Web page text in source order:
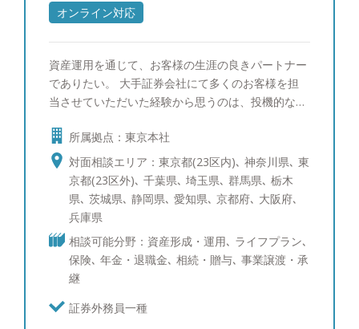
オンライン対応
資産運用を通じて、お客様の生涯の良きパートナー
でありたい。 大手証券会社にて多くのお客様を担
当させていただいた経験から思うのは、投機的な投
え方の重要さです。現在、20年を超えてお取引をい
ただくお客様も複数いらっしゃいます。資産運用を
通じて生涯のパートナーに選んでいただければ幸せ
です。
所属拠点：東京本社
対面相談エリア：東京都(23区内)､ 神奈川県､ 東
京都(23区外)､ 千葉県､ 埼玉県､ 群馬県､ 栃木
県､ 茨城県､ 静岡県､ 愛知県､ 京都府､ 大阪府､
兵庫県
相談可能分野：資産形成・運用､ ライフプラン､
保険､ 年金・退職金､ 相続・贈与､ 事業譲渡・承
継
証券外務員一種